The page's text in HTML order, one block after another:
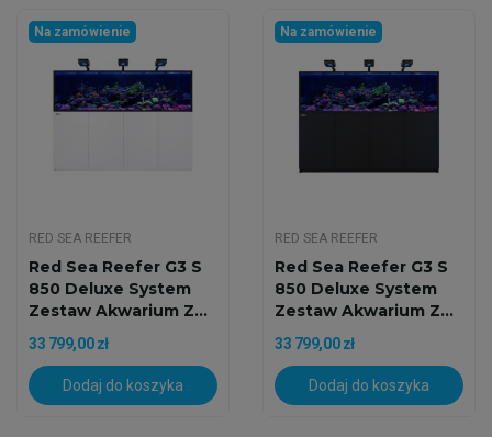
Na zamówienie
RED SEA REEFER
Red Sea Reefer G3 S
850 Deluxe System
Zestaw Akwarium Z...
33 799,00 zł
Dodaj do koszyka
Na zamówienie
RED SEA REEFER
Red Sea Reefer G3 S
850 Deluxe System
Zestaw Akwarium Z...
33 799,00 zł
Dodaj do koszyka